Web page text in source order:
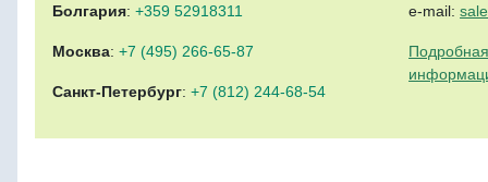
Болгария: +359 52918311
Москва: +7 (495) 266-65-87
Санкт-Петербург: +7 (812) 244-68-54
e-mail: